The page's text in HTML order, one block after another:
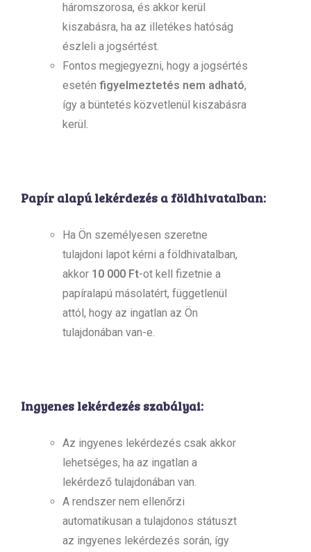
háromszorosa, és akkor kerül
kiszabásra, ha az illetékes hatóság
észleli a jogsértést.
Fontos megjegyezni, hogy a jogsértés
esetén figyelmeztetés nem adható,
így a büntetés közvetlenül kiszabásra
kerül.
Papír alapú lekérdezés a földhivatalban:
Ha Ön személyesen szeretne
tulajdoni lapot kérni a földhivatalban,
akkor 10 000 Ft-ot kell fizetnie a
papíralapú másolatért, függetlenül
attól, hogy az ingatlan az Ön
tulajdonában van-e.
Ingyenes lekérdezés szabályai:
Az ingyenes lekérdezés csak akkor
lehetséges, ha az ingatlan a
lekérdező tulajdonában van.
A rendszer nem ellenőrzi
automatikusan a tulajdonos státuszt
az ingyenes lekérdezés során, így